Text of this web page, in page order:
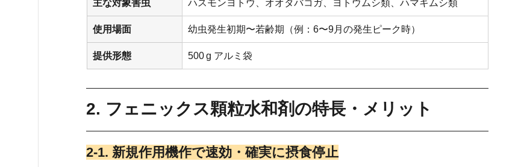
主な対象害虫 ハスモンヨトウ、オオタバコガ、ヨトウムシ類、ハマキムシ類
使用場面 幼虫発生初期〜若齢期（例：6〜9月の発生ピーク時）
提供形態 500 g アルミ袋
2. フェニックス顆粒水和剤の特長・メリット
2‑1. 新規作用機作で速効・確実に摂食停止